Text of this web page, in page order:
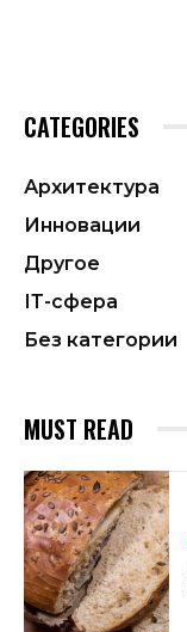
CATEGORIES
Архитектура
Инновации
Другое
ІТ-сфера
Без категории
MUST READ